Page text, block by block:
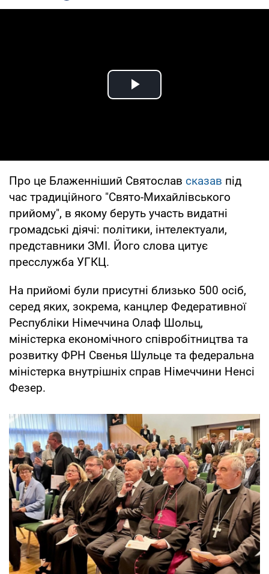
Play Video
Про це Блаженніший Святослав сказав під
час традиційного "Свято-Михайлівського
прийому", в якому беруть участь видатні
громадські діячі: політики, інтелектуали,
представники ЗМІ. Його слова цитує
пресслужба УГКЦ.
На прийомі були присутні близько 500 осіб,
серед яких, зокрема, канцлер Федеративної
Республіки Німеччина Олаф Шольц,
міністерка економічного співробітництва та
розвитку ФРН Свенья Шульце та федеральна
міністерка внутрішніх справ Німеччини Ненсі
Фезер.